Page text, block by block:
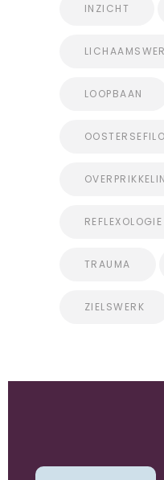
INZICHT
LOOPBAAN
REFLEXOLOGIE
TRAUMA
ZIELSWERK